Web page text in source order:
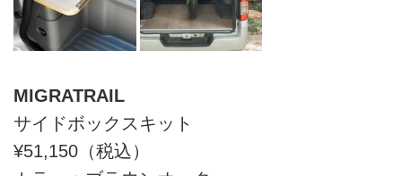
MIGRATRAIL
サイドボックスキット
¥51,150（税込）